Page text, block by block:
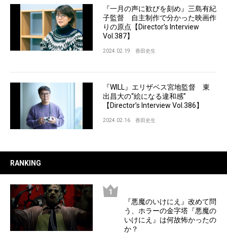
『一月の声に歓びを刻め』三島有紀
子監督 自主制作で分かった映画作
りの原点【Director’s Interview
Vol.387】
2024.02.19 香田史生
『WILL』エリザベス宮地監督 東
出昌大の“絵になる違和感”
【Director’s Interview Vol.386】
2024.02.16 香田史生
RANKING
『悪魔のいけにえ』改めて問
う、ホラーの金字塔『悪魔の
いけにえ』は何故怖かったの
か？